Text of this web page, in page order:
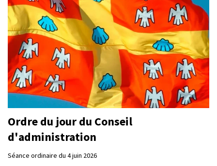
Ordre du jour du Conseil
d'administration
Séance ordinaire du 4 juin 2026